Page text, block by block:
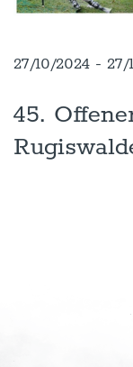
27/10/2024 - 27/
45.